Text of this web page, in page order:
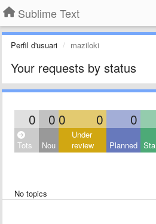
Sublime Text
Perfil d'usuari maziloki
Your requests by status
0 0 0 0 0
Tots Nou
Under
review
Planned
No topics